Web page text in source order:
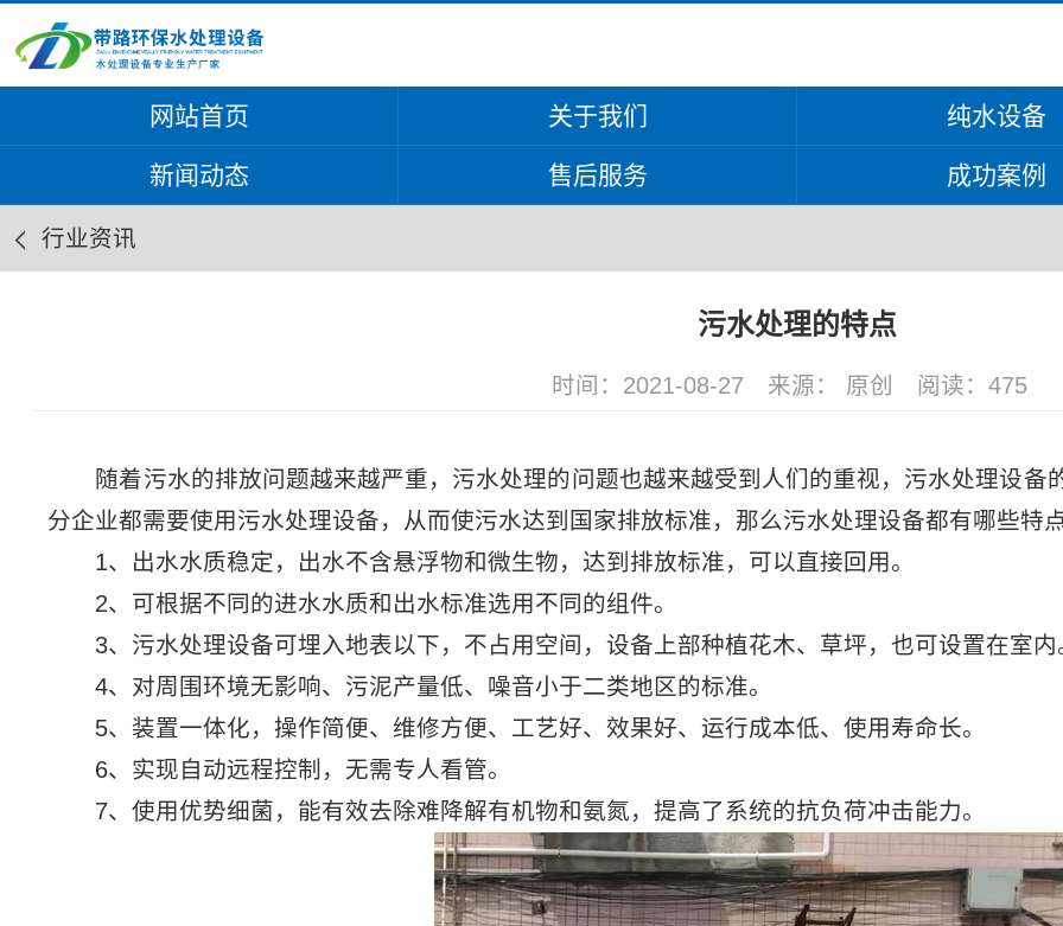
网站首页 关于我们 纯水设备
新闻动态 售后服务 成功案例
行业资讯
污水处理的特点
时间：2021-08-27 来源： 原创 阅读： 475
随着污水的排放问题越来越严重，污水处理的问题也越来越受到人们的重视，污水处理设备
分企业都需要使用污水处理设备，从而使污水达到国家排放标准，那么污水处理设备都有哪些特
1、出水水质稳定，出水不含悬浮物和微生物，达到排放标准，可以直接回用。
2、可根据不同的进水水质和出水标准选用不同的组件。
3、污水处理设备可埋入地表以下，不占用空间，设备上部种植花木、草坪，也可设置在室内
4、对周围环境无影响、污泥产量低、噪音小于二类地区的标准。
5、装置一体化，操作简便、维修方便、工艺好、效果好、运行成本低、使用寿命长。
6、实现自动远程控制，无需专人看管。
7、使用优势细菌，能有效去除难降解有机物和氨氮，提高了系统的抗负荷冲击能力。